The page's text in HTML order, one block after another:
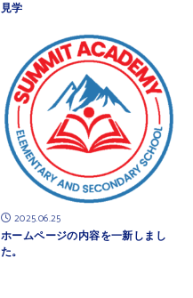
見学
2025.06.25
ホームページの内容を一新しまし
た。